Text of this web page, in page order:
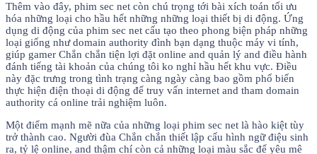
Thêm vào đây, phim sec net còn chú trọng tới bài xích toán tối ưu
hóa những loại cho hầu hết những những loại thiết bị di động. Ứng
dụng di động của phim sec net cấu tạo theo phong biện pháp những
loại giống như domain authority đình bạn dạng thuộc máy vi tính,
giúp gamer Chắn chắn tiện lợi đặt online and quản lý and điều hành
đánh tiếng tài khoản của chúng tôi ko nghỉ hầu hết khu vực. Điều
này đặc trưng trong tình trạng càng ngày càng bao gồm phổ biến
thực hiện điện thoại di động để truy vấn internet and tham domain
authority cá online trải nghiệm luôn.
Một điểm mạnh mẽ nữa của những loại phim sec net là hào kiệt tùy
trở thành cao. Người đùa Chắn chắn thiết lập cấu hình ngữ điệu sinh
ra, tỷ lệ online, and thậm chí còn cả những loại màu sắc để yêu mê